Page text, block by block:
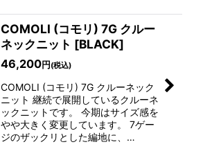
COMOLI (コモリ) 7G クルー
ネックニット [BLACK]
46,200円 (税込)
COMOLI (コモリ) 7G クルーネック
ニット 継続で展開しているクルーネ
ックニットです。 今期はサイズ感を
やや大きく変更しています。 7ゲー
ジのザックリとした編地に、…